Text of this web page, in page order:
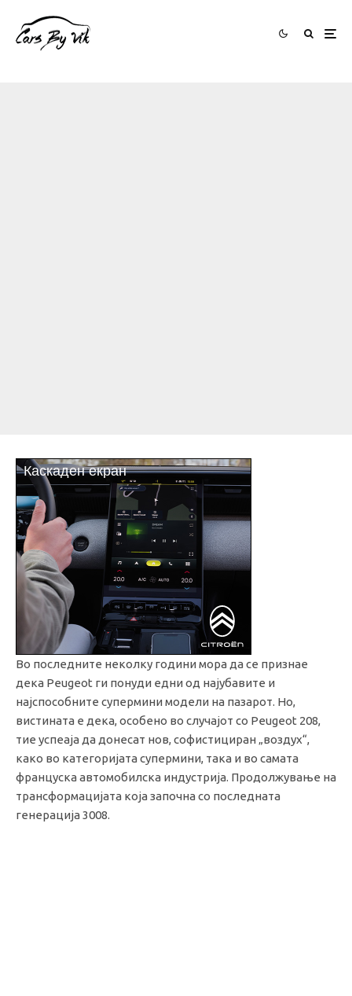
Во последните неколку години мора да се признае
дека Peugeot ги понуди едни од најубавите и
најспособните супермини модели на пазарот. Но,
вистината е дека, особено во случајот со Peugeot 208,
тие успеаја да донесат нов, софистициран „воздух“,
како во категоријата супермини, така и во самата
француска автомобилска индустрија. Продолжување на
трансформацијата која започна со последната
генерација 3008.